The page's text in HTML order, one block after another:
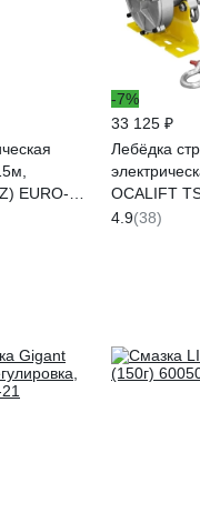
EURO-
-7%
33 125 ₽
Лебёдка
OCALIFT
220в
4.9(38)